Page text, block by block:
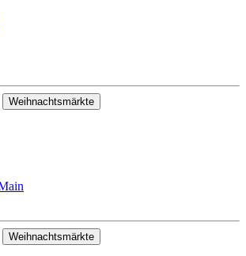
Weihnachtsmärkte
Weihnachtsmärkte